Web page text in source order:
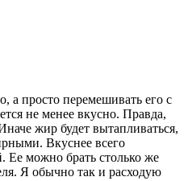
а просто перемешивать его с
не менее вкусно. Правда,
жир будет вытапливаться,
Вкуснее всего
Ее можно брать столько же
Я обычно так и расходую